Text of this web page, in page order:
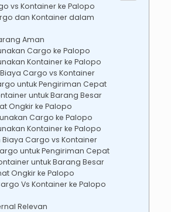
vs Kontainer ke Palopo
dan Kontainer dalam
Aman
Cargo ke Palopo
Kontainer ke Palopo
Cargo vs Kontainer
untuk Pengiriman Cepat
untuk Barang Besar
Ongkir ke Palopo
Cargo ke Palopo
Kontainer ke Palopo
Cargo vs Kontainer
untuk Pengiriman Cepat
untuk Barang Besar
Ongkir ke Palopo
Vs Kontainer ke Palopo
Relevan